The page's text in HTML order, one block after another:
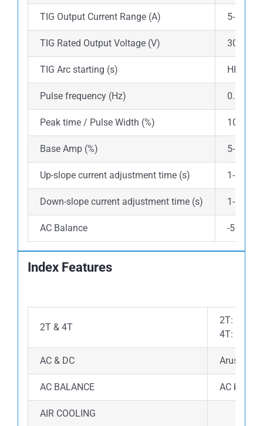
TIG Output Current Range (A) 5-500
TIG Rated Output Voltage (V) 30.00
TIG Arc starting (s) HF
Pulse frequency (Hz) 0.5-150
Peak time / Pulse Width (%) 10-90
Base Amp (%) 5-500
Up-slope current adjustment time (s) 1-5
Down-slope current adjustment time (s) 1-5
AC Balance -5 ~ +5
Index Features
2T & 4T
2T:
4T:
AC & DC Arus AC:
AC BALANCE AC
AIR COOLING